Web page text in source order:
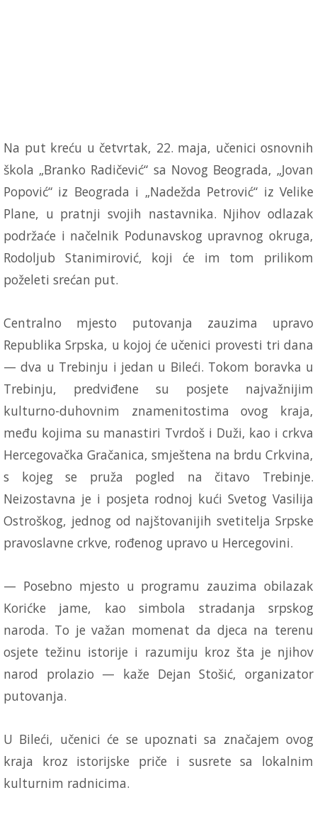
Na put kreću u četvrtak, 22. maja, učenici osnovnih
škola „Branko Radičević“ sa Novog Beograda, „Jovan
Popović“ iz Beograda i „Nadežda Petrović“ iz Velike
Plane, u pratnji svojih nastavnika. Njihov odlazak
podržaće i načelnik Podunavskog upravnog okruga,
Rodoljub Stanimirović, koji će im tom prilikom
poželeti srećan put.
Centralno mjesto putovanja zauzima upravo
Republika Srpska, u kojoj će učenici provesti tri dana
— dva u Trebinju i jedan u Bileći. Tokom boravka u
Trebinju, predviđene su posjete najvažnijim
kulturno-duhovnim znamenitostima ovog kraja,
među kojima su manastiri Tvrdoš i Duži, kao i crkva
Hercegovačka Gračanica, smještena na brdu Crkvina,
s kojeg se pruža pogled na čitavo Trebinje.
Neizostavna je i posjeta rodnoj kući Svetog Vasilija
Ostroškog, jednog od najštovanijih svetitelja Srpske
pravoslavne crkve, rođenog upravo u Hercegovini.
— Posebno mjesto u programu zauzima obilazak
Korićke jame, kao simbola stradanja srpskog
naroda. To je važan momenat da djeca na terenu
osjete težinu istorije i razumiju kroz šta je njihov
narod prolazio — kaže Dejan Stošić, organizator
putovanja.
U Bileći, učenici će se upoznati sa značajem ovog
kraja kroz istorijske priče i susrete sa lokalnim
kulturnim radnicima.